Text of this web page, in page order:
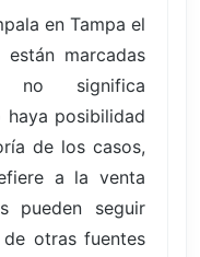
en Tampa el
marcadas
no significa
haya posibilidad
de los casos,
a la venta
pueden seguir
otras fuentes